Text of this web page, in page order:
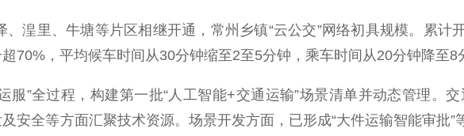
里、牛塘等片区相继开通，常州乡镇“云公交”网络初具规模。累计
70%，平均候车时间从30分钟缩至2至5分钟，乘车时间从20分钟降至8
”全过程，构建第一批“人工智能+交通运输”场景清单并动态管理。
安全等方面汇聚技术资源。场景开发方面，已形成“大件运输智能审批”